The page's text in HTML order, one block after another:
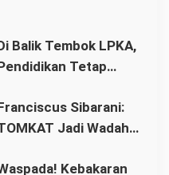
Balik Tembok LPKA,
Tetap
Apresiasi
Paket A, B,
Sibarani:
Jadi Wadah
dan
Kebakaran